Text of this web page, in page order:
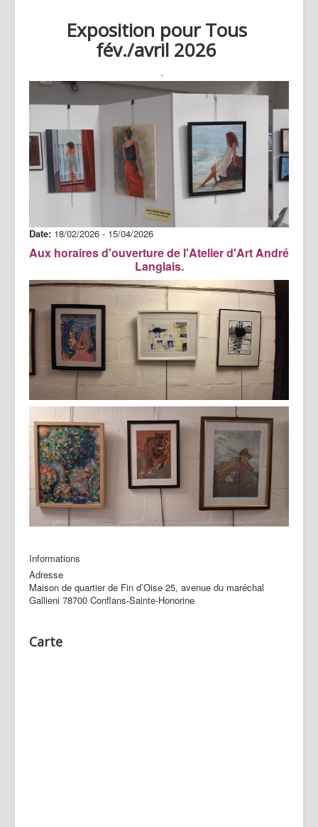
Exposition pour Tous
fév./avril 2026
-
Date: 18/02/2026 - 15/04/2026
Aux horaires d'ouverture de l'Atelier d'Art André
Langlais.
Informations
Adresse
Maison de quartier de Fin d’Oise 25, avenue du maréchal
Gallieni 78700 Conflans-Sainte-Honorine
Carte